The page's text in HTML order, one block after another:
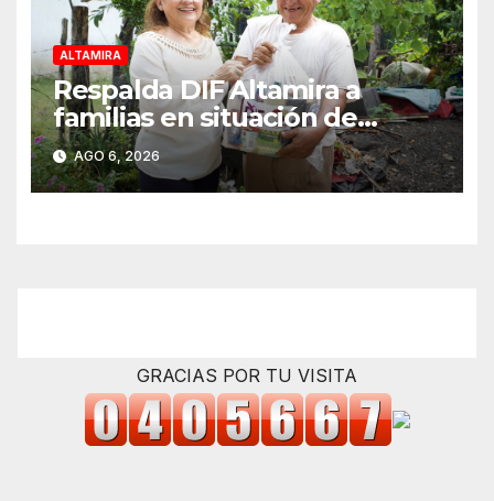
ALTAMIRA
Respalda DIF Altamira a
familias en situación de
vulnerabilidad
AGO 6, 2026
GRACIAS POR TU VISITA